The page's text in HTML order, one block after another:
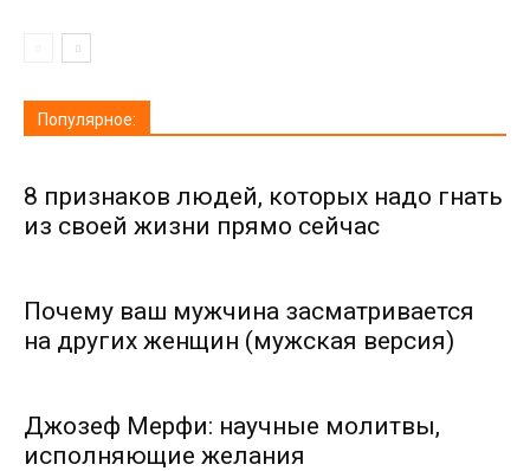
Популярное:
8 признаков людей, которых надо гнать
из своей жизни прямо сейчас
Почему ваш мужчина засматривается
на других женщин (мужская версия)
Джозеф Мерфи: научные молитвы,
исполняющие желания